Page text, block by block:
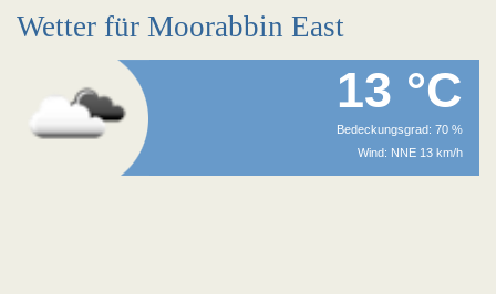
Wetter für Moorabbin East
13 °C
Bedeckungsgrad: 70 %
Wind: NNE 13 km/h